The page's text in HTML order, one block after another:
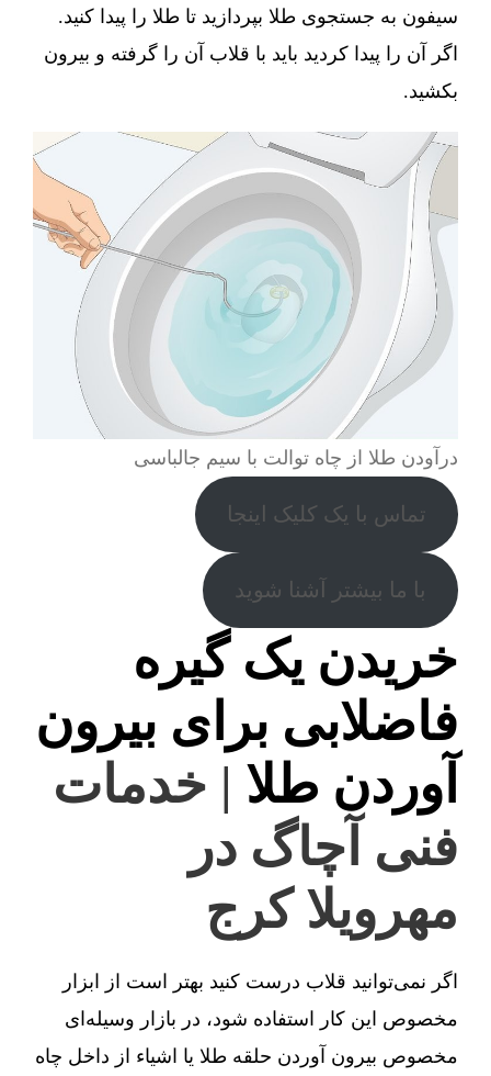
سیفون به جستجوی طلا بپردازید تا طلا را پیدا کنید.
اگر آن را پیدا کردید باید با قلاب آن را گرفته و بیرون
بکشید.
درآودن طلا از چاه توالت با سیم جالباسی
تماس با یک کلیک اینجا
با ما بیشتر آشنا شوید
خریدن یک گیره
فاضلابی برای بیرون
آوردن طلا | خدمات
فنی آچاگ در
مهرویلا کرج
اگر نمی‌توانید قلاب درست کنید بهتر است از ابزار
مخصوص این کار استفاده شود، در بازار وسیله‌ای
مخصوص بیرون آوردن حلقه طلا یا اشیاء از داخل چاه